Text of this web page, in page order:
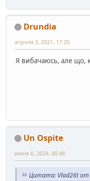
Drundia
апреля 3, 2021, 17:20
Я вибачаюсь, але що,
Un Ospite
июня 6, 2024, 00:48
Цитата: Vlad26t от